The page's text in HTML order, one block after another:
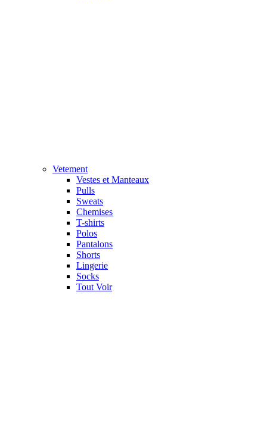
Vetement
Vestes et Manteaux
Pulls
Sweats
Chemises
T-shirts
Polos
Pantalons
Shorts
Lingerie
Socks
Tout Voir